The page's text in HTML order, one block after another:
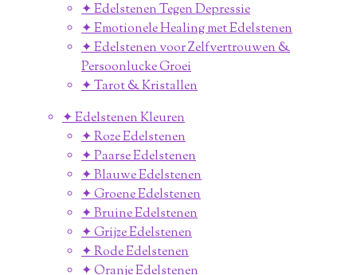
✦ Edelstenen Tegen Depressie
✦ Emotionele Healing met Edelstenen
✦ Edelstenen voor Zelfvertrouwen &
Persoonlucke Groei
✦ Tarot & Kristallen
✦ Edelstenen Kleuren
✦ Roze Edelstenen
✦ Paarse Edelstenen
✦ Blauwe Edelstenen
✦ Groene Edelstenen
✦ Bruine Edelstenen
✦ Grijze Edelstenen
✦ Rode Edelstenen